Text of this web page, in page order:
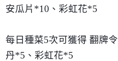
安瓜片 *10 、彩虹花*5
每日種菜5次可獲得 翻牌令
丹*5 、彩虹花*5